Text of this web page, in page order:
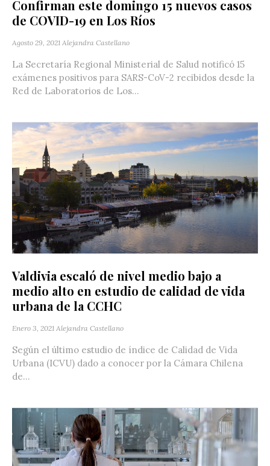
Confirman este domingo 15 nuevos casos
de COVID-19 en Los Ríos
Agosto 29, 2021 Alejandra Castellano
La Secretaría Regional Ministerial de Salud notificó 15
exámenes positivos para SARS-CoV-2 recibidos desde la
Red de Laboratorios de Los...
Valdivia escaló de nivel medio bajo a
medio alto en estudio de calidad de vida
urbana de la CCHC
Enero 3, 2021 Alejandra Castellano
Según el último estudio de índice de Calidad de Vida
Urbana (ICVU) dado a conocer por la Cámara Chilena
de...